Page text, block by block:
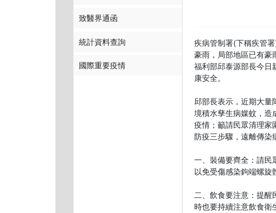
致醫界通函
統計資料查詢
國際重要疫情
疾病管制署(下稱疾管
豪雨，局部地區已有豪
福利部邱泰源部長今日
康安全。
邱部長表示，近期大量
境積水孳生病媒蚊，造
疫情；籲請民眾清理家
防疫三步驟，遠離傳染
一、裝備要齊全：請民
以免受傷感染鉤端螺旋
二、飲食要注意：提醒
時也要持續注意飲食衛